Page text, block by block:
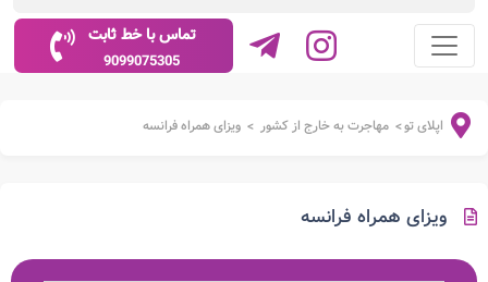
تماس با خط ثابت
9099075305
اپلای تو> مهاجرت به خارج از کشور > ویزای همراه فرانسه
ویزای همراه فرانسه